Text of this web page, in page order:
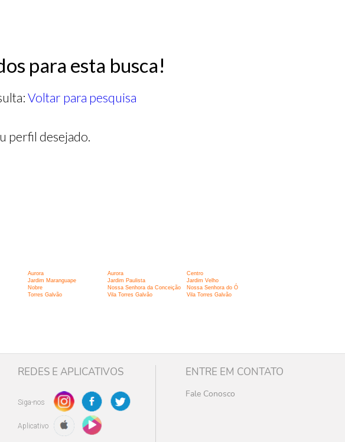
para esta busca!
Voltar para pesquisa
perfil desejado.
Aurora Aurora
Centro
Jardim Maranguape Jardim Paulista
Jardim Velho
Nobre Nossa Senhora da Conceição
Nossa Senhora do Ó
Torres Galvão Vila Torres Galvão Vila Torres Galvão
REDES E APLICATIVOS
Siga-nos
Aplicativo
ENTRE EM CONTATO
Fale Conosco